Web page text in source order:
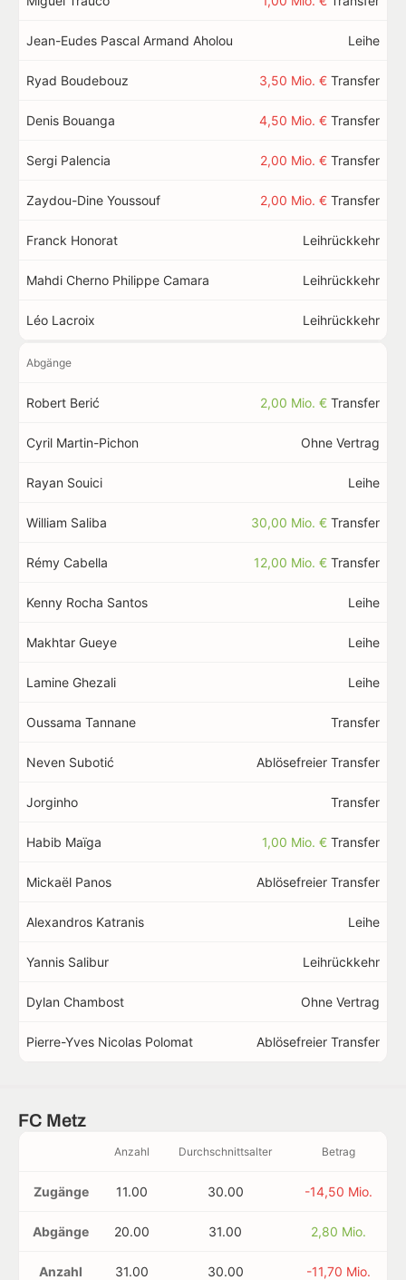
Jean-Eudes Pascal Armand Aholou Leihe
Ryad Boudebouz 3,50 Mio. € Transfer
Denis Bouanga 4,50 Mio. € Transfer
Sergi Palencia 2,00 Mio. € Transfer
Zaydou-Dine Youssouf 2,00 Mio. € Transfer
Franck Honorat Leihrückkehr
Mahdi Cherno Philippe Camara Leihrückkehr
Léo Lacroix Leihrückkehr
Abgänge
Robert Berić 2,00 Mio. € Transfer
Cyril Martin-Pichon Ohne Vertrag
Rayan Souici Leihe
William Saliba 30,00 Mio. € Transfer
Rémy Cabella 12,00 Mio. € Transfer
Kenny Rocha Santos Leihe
Makhtar Gueye Leihe
Lamine Ghezali Leihe
Oussama Tannane Transfer
Neven Subotić Ablösefreier Transfer
Jorginho Transfer
Habib Maïga 1,00 Mio. € Transfer
Mickaël Panos Ablösefreier Transfer
Alexandros Katranis Leihe
Yannis Salibur Leihrückkehr
Dylan Chambost Ohne Vertrag
Pierre-Yves Nicolas Polomat Ablösefreier Transfer
FC Metz
Anzahl Durchschnittsalter Betrag
Zugänge 11.00 30.00 -14,50 Mio.
Abgänge 20.00 31.00 2,80 Mio.
Anzahl 31.00 30.00 -11,70 Mio.